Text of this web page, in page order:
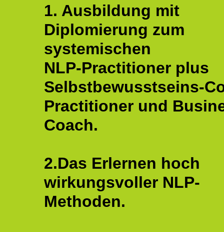
1. Ausbildung mit
Diplomierung zum
systemischen
NLP-Practitioner plus
Selbstbewusstseins-
Practitioner und
Coach.
2.Das Erlernen hoch
wirkungsvoller NLP-
Methoden.